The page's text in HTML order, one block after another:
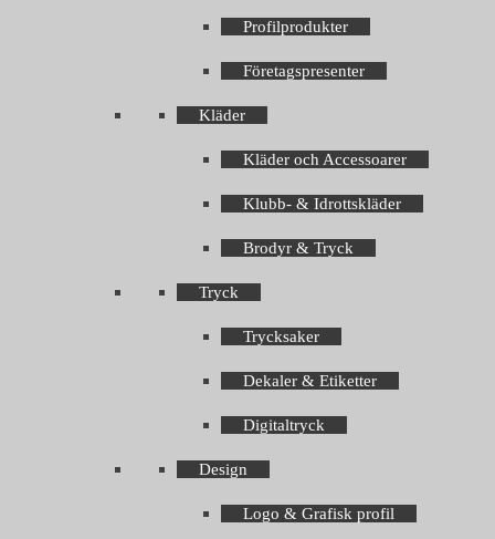
Profilprodukter
Företagspresenter
Kläder
Kläder och Accessoarer
Klubb- & Idrottskläder
Brodyr & Tryck
Tryck
Trycksaker
Dekaler & Etiketter
Digitaltryck
Design
Logo & Grafisk profil